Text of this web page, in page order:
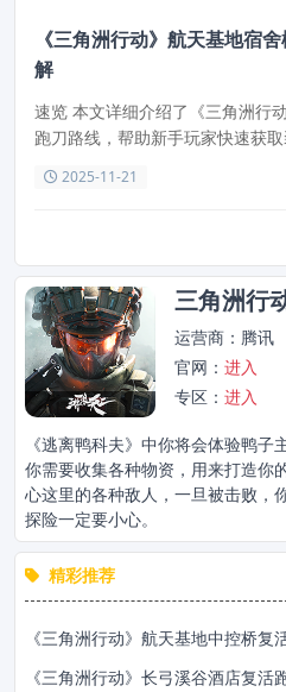
《三角洲行动》航天基地宿
解
速览 本文详细介绍了《三角洲行
跑刀路线，帮助新手玩家快速获
2025-11-21
三角洲行
运营商：腾讯
官网： 进入
专区： 进入
《逃离鸭科夫》中你将会体验鸭
你需要收集各种物资，用来打造你
心这里的各种敌人，一旦被击败，
探险一定要小心。
精彩推荐
《三角洲行动》航天基地中控桥复
《三角洲行动》长弓溪谷酒店复活